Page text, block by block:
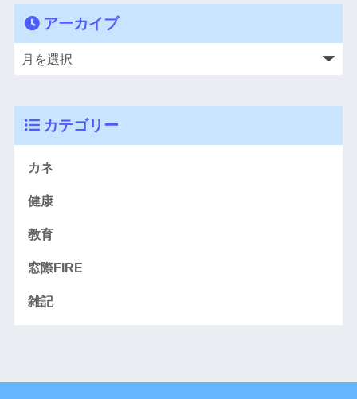
アーカイブ
カテゴリー
カネ
健康
教育
窓際FIRE
雑記